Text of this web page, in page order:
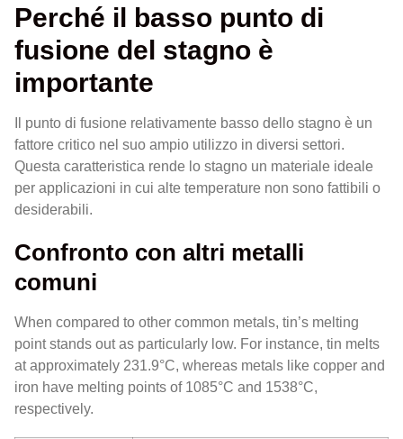
Perché il basso punto di
fusione del stagno è
importante
Il punto di fusione relativamente basso dello stagno è un
fattore critico nel suo ampio utilizzo in diversi settori.
Questa caratteristica rende lo stagno un materiale ideale
per applicazioni in cui alte temperature non sono fattibili o
desiderabili.
Confronto con altri metalli
comuni
When compared to other common metals, tin’s melting
point stands out as particularly low. For instance, tin melts
at approximately 231.9°C, whereas metals like copper and
iron have melting points of 1085°C and 1538°C,
respectively.